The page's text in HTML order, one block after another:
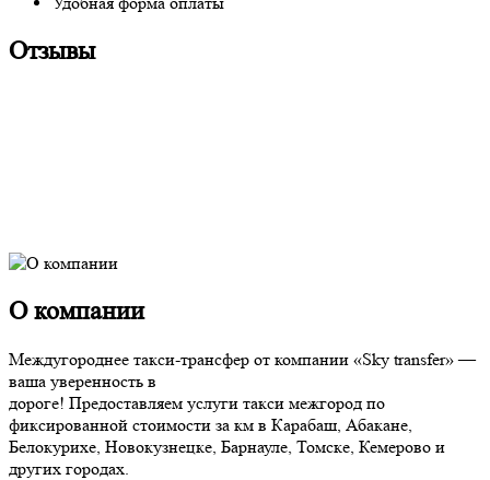
Отзывы
О компании
Междугороднее такси-трансфер от компании «Sky transfer» —
ваша уверенность в
дороге! Предоставляем услуги такси межгород по
фиксированной стоимости за км в Карабаш, Абакане,
Белокурихе, Новокузнецке, Барнауле, Томске, Кемерово и
других городах.